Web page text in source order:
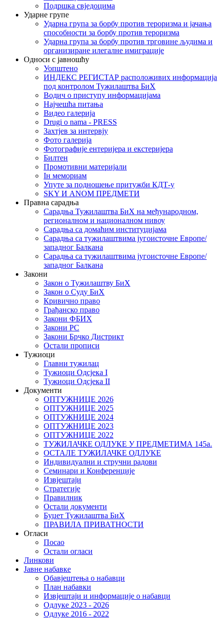
Подршка свједоцима
Ударне групе
Ударна група за борбу против тероризма и јачања
способности за борбу против тероризма
Ударна група за борбу против трговине људима и
организиране илегалне имиграције
Односи с јавношћу
Уопштено
ИНДЕКС РЕГИСТАР расположивих информација
под контролом Тужилаштва БиХ
Водич о приступу информацијама
Најчешћа питања
Видео галерија
Drugi o nama - PRESS
Захтјев за интервју
Фото галерија
Фотографије ентеријера и екстеријера
Билтен
Промотивни материјали
Iн мемориам
Упуте за подношење притужби КДТ-у
SKY И ANOM ПРЕДМЕТИ
Правна сарадња
Сарадња Тужилаштва БиХ на међународном,
регионалном и националном нивоу
Сарадња са домаћим институцијама
Сарадња са тужилаштвима југоисточне Европе/
западног Балкана
Сарадња са тужилаштвима југоисточне Европе/
западног Балкана
Закони
Закон о Тужилаштву БиХ
Закон о Суду БиХ
Кривично право
Грађанско право
Закони ФБИХ
Закони РС
Закони Брчко Дистрикт
Остали прописи
Тужиоци
Главни тужилац
Тужиоци Oдсјекa I
Тужиоци Oдсјекa II
Документи
ОПТУЖНИЦЕ 2026
ОПТУЖНИЦЕ 2025
ОПТУЖНИЦЕ 2024
ОПТУЖНИЦЕ 2023
ОПТУЖНИЦЕ 2022
ТУЖИЛАЧКЕ ОДЛУКЕ У ПРЕДМЕТИМА 145а.
ОСТАЛЕ ТУЖИЛАЧКЕ ОДЛУКЕ
Индивидуални и стручни радови
Семинари и Конференције
Извјештаји
Стратегије
Правилник
Остали документи
Буџет Тужилаштва БиХ
ПРАВИЛА ПРИВАТНОСТИ
Огласи
Посао
Остали огласи
Линкови
Јавне набавке
Обавјештења о набавци
План набавки
Извјештаји и информације о набавци
Одлуке 2023 - 2026
Одлуке 2016 - 2022